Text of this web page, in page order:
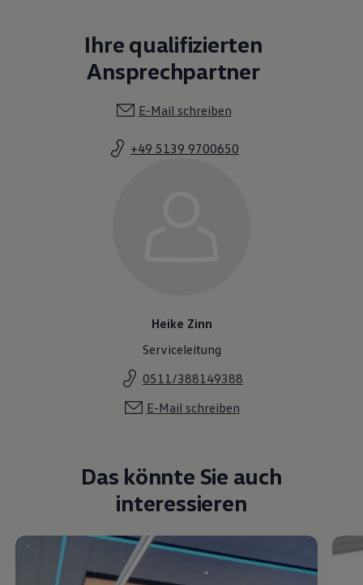
Ihre qualifizierten
Ansprechpartner
E-Mail schreiben
+49 5139 9700650
Heike Zinn
Serviceleitung
0511/388149388
E-Mail schreiben
Das könnte Sie auch
interessieren